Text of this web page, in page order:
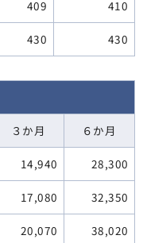
409 410
430 430
３か月 ６か月
14,940 28,300
17,080 32,350
20,070 38,020